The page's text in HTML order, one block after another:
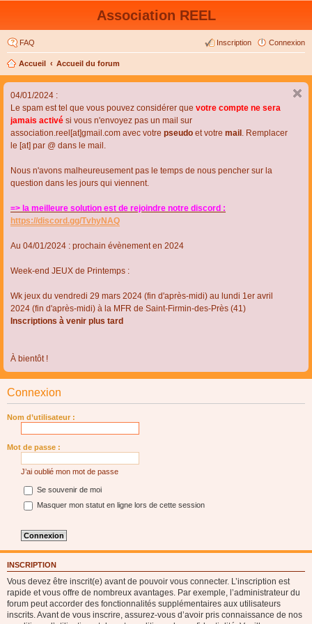
Association REEL
FAQ Connexion
Inscription
Accueil Accueil du forum
04/01/2024 :
Le spam est tel que vous pouvez considérer que votre compte ne sera
jamais activé si vous n'envoyez pas un mail sur
association.reel[at]gmail.com avec votre pseudo et votre mail . Remplacer
le [at] par @ dans le mail.
Nous n'avons malheureusement pas le temps de nous pencher sur la
question dans les jours qui viennent.
=> la meilleure solution est de rejoindre notre discord :
https://discord.gg/TvhyNAQ
Au 04/01/2024 : prochain évènement en 2024
Week-end JEUX de Printemps :
Wk jeux du vendredi 29 mars 2024 (fin d'après-midi) au lundi 1er avril
2024 (fin d'après-midi) à la MFR de Saint-Firmin-des-Près (41)
Inscriptions à venir plus tard
À bientôt !
Connexion
Nom d’utilisateur :
Mot de passe :
J’ai oublié mon mot de passe
Se souvenir de moi
Masquer mon statut en ligne lors de cette session
INSCRIPTION
Vous devez être inscrit(e) avant de pouvoir vous connecter. L’inscription est
rapide et vous offre de nombreux avantages. Par exemple, l’administrateur du
forum peut accorder des fonctionnalités supplémentaires aux utilisateurs
inscrits. Avant de vous inscrire, assurez-vous d’avoir pris connaissance de nos